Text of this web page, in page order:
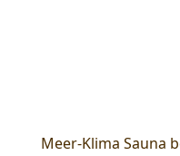
Meer-Klima Sauna